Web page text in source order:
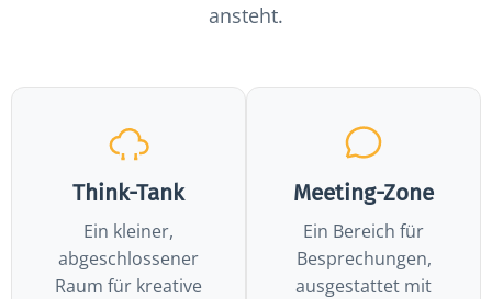
ansteht.
Think-Tank
Ein kleiner,
abgeschlossener
Raum für kreative
Meeting-Zone
Ein Bereich für
Besprechungen,
ausgestattet mit